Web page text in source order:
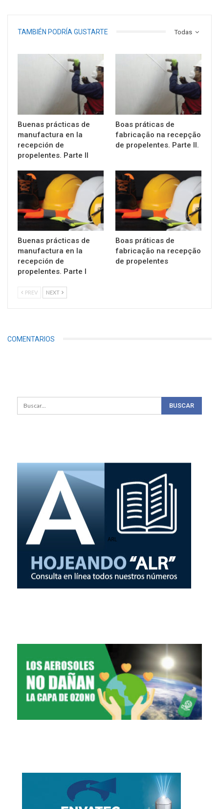
Todas
TAMBIÉN PODRÍA GUSTARTE
Buenas prácticas de
manufactura en la
recepción de
propelentes. Parte II
Boas práticas de
fabricação na recepção
de propelentes. Parte II.
Buenas prácticas de
manufactura en la
recepción de
propelentes. Parte I
Boas práticas de
fabricação na recepção
de propelentes
PREV NEXT
COMENTARIOS